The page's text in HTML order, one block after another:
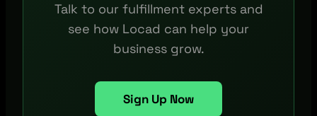
Talk to our fulfillment experts and
see how Locad can help your
business grow.
Sign Up Now